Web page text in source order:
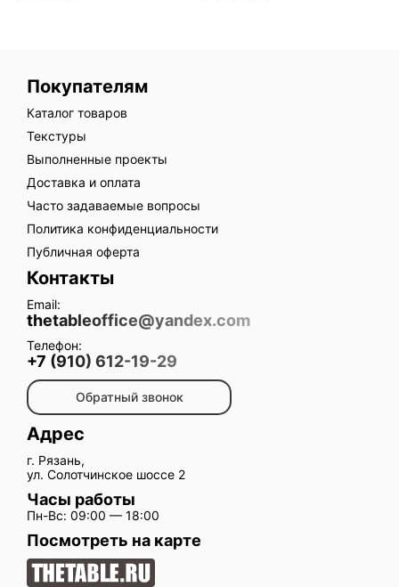
Покупателям
Каталог товаров
Текстуры
Выполненные проекты
Доставка и оплата
Часто задаваемые вопросы
Политика конфиденциальности
Публичная оферта
Контакты
Email:
thetableoffice@yandex.com
Телефон:
+7 (910) 612-19-29
Обратный звонок
Адрес
г. Рязань,
ул. Солотчинское шоссе 2
Часы работы
Пн-Вс: 09:00 — 18:00
Посмотреть на карте